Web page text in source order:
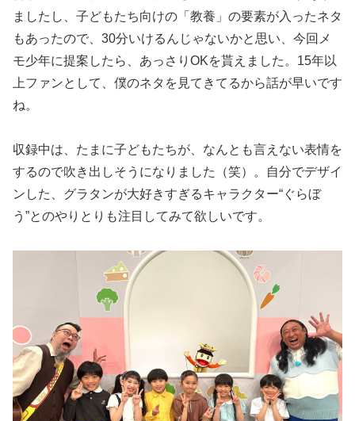
ましたし、子どもたち向けの「教養」の要素が入ったネタ
もあったので、30分いけるんじゃないかと思い、今回メ
モ少年に提案したら、あっさりOKを貰えました。15年以
上ファンとして、僕のネタを見てきてるから話が早いです
ね。
収録中は、たまに子どもたちが、なんとも言えない表情を
するので吹き出しそうになりました（笑）。自分でデザイ
ンした、グラタンが大好きすぎるキャラクター“ぐらぼ
う”とのやりとりも注目してみて欲しいです。